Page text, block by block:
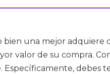
bien una mejor adquiere
valor de su compra.
debes